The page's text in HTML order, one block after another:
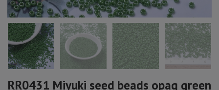
RR0431 Miyuki seed beads opaq green